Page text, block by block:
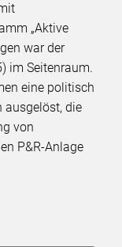
„Aktive
war der
im Seitenraum.
eine politisch
ausgelöst, die
von
P&R-Anlage